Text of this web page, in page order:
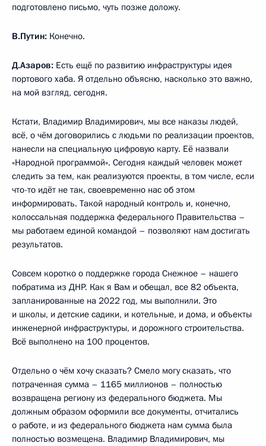
подготовлено письмо, чуть позже доложу.
В.Путин: Конечно.
Д.Азаров: Есть ещё по развитию инфраструктуры идея
портового хаба. Я отдельно объясню, насколько это важно,
на мой взгляд, сегодня.
Кстати, Владимир Владимирович, мы все наказы людей,
всё, о чём договорились с людьми по реализации проектов,
нанесли на специальную цифровую карту. Её назвали
«Народной программой». Сегодня каждый человек может
следить за тем, как реализуются проекты, в том числе, если
что-то идёт не так, своевременно нас об этом
информировать. Такой народный контроль и, конечно,
колоссальная поддержка федерального Правительства –
мы работаем единой командой – позволяют нам достигать
результатов.
Совсем коротко о поддержке города Снежное – нашего
побратима из ДНР. Как я Вам и обещал, все 82 объекта,
запланированные на 2022 год, мы выполнили. Это
и школы, и детские садики, и котельные, и дома, и объекты
инженерной инфраструктуры, и дорожного строительства.
Всё выполнено на 100 процентов.
Отдельно о чём хочу сказать? Смело могу сказать, что
потраченная сумма – 1165 миллионов – полностью
возвращена региону из федерального бюджета. Мы
должным образом оформили все документы, отчитались
о работе, и из федерального бюджета нам сумма была
полностью возмещена. Владимир Владимирович, мы